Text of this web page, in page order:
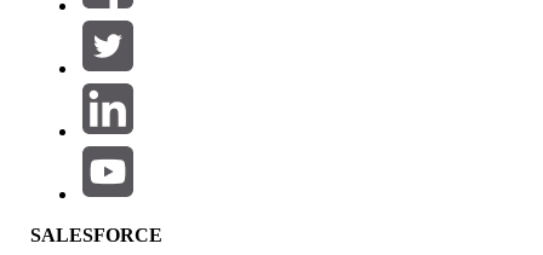
選取篩選
產品區域
功能影響
SALESFORCE